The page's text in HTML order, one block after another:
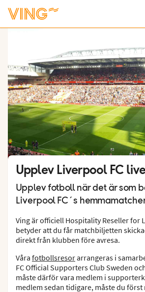
Upplev Liverpool FC
Upplev fotboll när det är som
Liverpool FC´s
Ving är officiell Hospitality Reseller for
betyder att du får matchbiljetten
direkt från klubben före avresa.
Våra fotbollsresorarrangeras i
FC Official Supporters Club Sweden
måste därför vara medlem i
medlem sedan tidigare, måste du